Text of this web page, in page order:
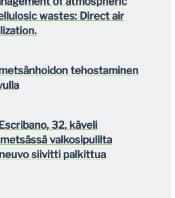
wastes: Direct air
tehostaminen
32, käveli
valkosipulilta
siivitti palkittua